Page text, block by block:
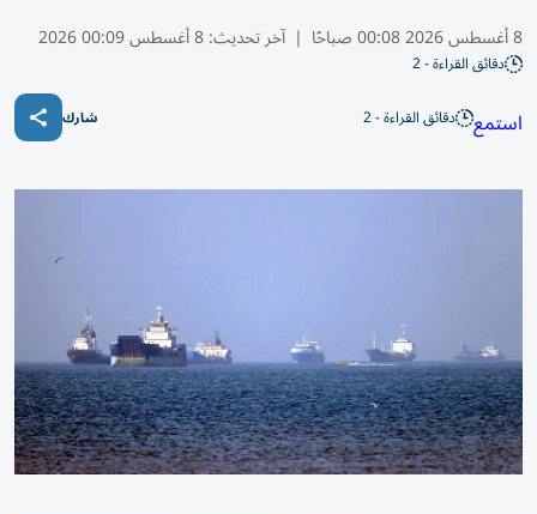
8 أغسطس 2026 00:08 صباحًا | آخر تحديث:8 أغسطس 00:09 2026
دقائق القراءة - 2
استمع دقائق القراءة - 2 شارك